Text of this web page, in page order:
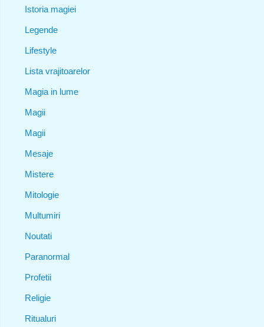
Istoria magiei
Legende
Lifestyle
Lista vrajitoarelor
Magia in lume
Magii
Magii
Mesaje
Mistere
Mitologie
Multumiri
Noutati
Paranormal
Profetii
Religie
Ritualuri